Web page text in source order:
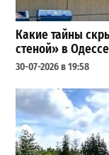
Какие тайны
стеной» в Одессе
30-07-2026 в 19:58